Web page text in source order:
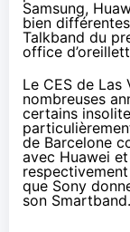
Samsung,
bien
Talkband du
office
Le CES de Las
nombreuses
certains
de Barcelone
avec Huawei
que Sony
son Smartband.